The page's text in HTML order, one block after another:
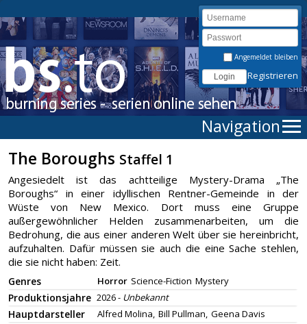
Angemeldet bleiben
Registrieren
Navigation
The Boroughs Staffel 1
Angesiedelt ist das achtteilige Mystery-Drama „The
Boroughs“ in einer idyllischen Rentner-Gemeinde in der
Wüste von New Mexico. Dort muss eine Gruppe
außergewöhnlicher Helden zusammenarbeiten, um die
Bedrohung, die aus einer anderen Welt über sie hereinbricht,
aufzuhalten. Dafür müssen sie auch die eine Sache stehlen,
die sie nicht haben: Zeit.
Genres Horror Science-Fiction Mystery
Produktionsjahre 2026 - Unbekannt
Hauptdarsteller Alfred Molina, Bill Pullman, Geena Davis